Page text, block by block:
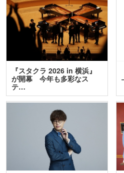
『スタクラ 2026 in 横浜』
が開幕 今年も多彩なス
テ…